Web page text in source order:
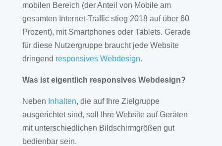
mobilen Bereich (der Anteil von Mobile am
gesamten Internet-Traffic stieg 2018 auf über 60
Prozent), mit Smartphones oder Tablets. Gerade
für diese Nutzergruppe braucht jede Website
dringend responsives Webdesign.
Was ist eigentlich responsives Webdesign?
Neben Inhalten, die auf Ihre Zielgruppe
ausgerichtet sind, soll Ihre Website auf Geräten
mit unterschiedlichen Bildschirmgrößen gut
bedienbar sein.